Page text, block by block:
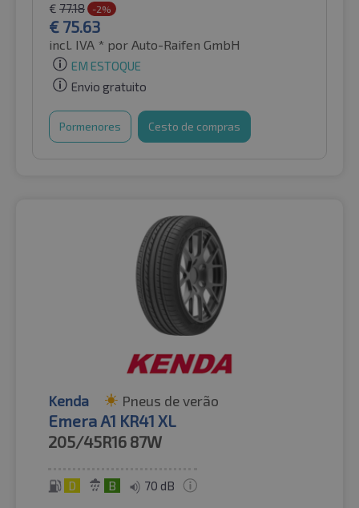
€ 77.18 -2%
€ 75.63
incl. IVA * por Auto-Raifen GmbH
EM ESTOQUE
Envio gratuito
Pormenores Cesto de compras
Kenda Pneus de verão
Emera A1 KR41 XL
205/45R16 87W
D B 70 dB